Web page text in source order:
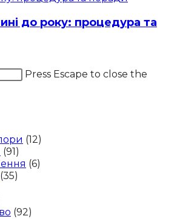
до року: процедура та
Press Escape to close the
(12)
(91)
(6)
(35)
(92)